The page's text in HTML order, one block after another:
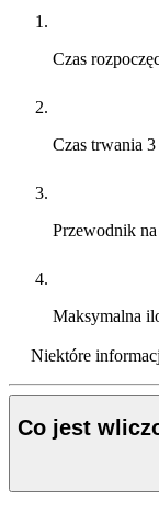
Czas
Czas trwania 3
Przewodnik
Maksymalna
Niektóre
Co jest